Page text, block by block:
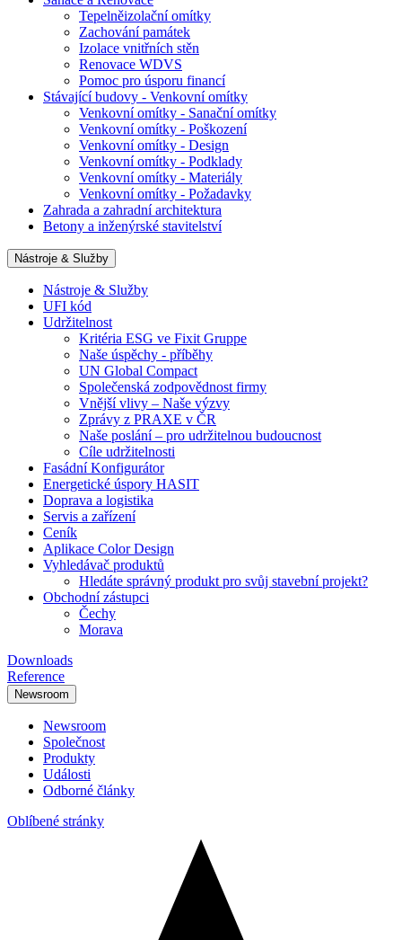
Tepelněizolační omítky
Zachování památek
Izolace vnitřních stěn
Renovace WDVS
Pomoc pro úsporu financí
Stávající budovy - Venkovní omítky
Venkovní omítky - Sanační omítky
Venkovní omítky - Poškození
Venkovní omítky - Design
Venkovní omítky - Podklady
Venkovní omítky - Materiály
Venkovní omítky - Požadavky
Zahrada a zahradní architektura
Betony a inženýrské stavitelství
Nástroje & Služby
Nástroje & Služby
UFI kód
Udržitelnost
Kritéria ESG ve Fixit Gruppe
Naše úspěchy - příběhy
UN Global Compact
Společenská zodpovědnost firmy
Vnější vlivy – Naše výzvy
Zprávy z PRAXE v ČR
Naše poslání – pro udržitelnou budoucnost
Cíle udržitelnosti
Fasádní Konfigurátor
Energetické úspory HASIT
Doprava a logistika
Servis a zařízení
Ceník
Aplikace Color Design
Vyhledávač produktů
Hledáte správný produkt pro svůj stavební projekt?
Obchodní zástupci
Čechy
Morava
Downloads
Reference
Newsroom
Newsroom
Společnost
Produkty
Události
Odborné články
Oblíbené stránky